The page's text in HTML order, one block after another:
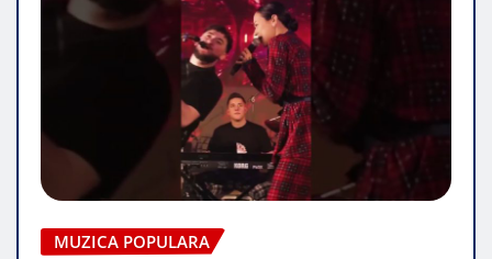
MUZICA POPULARA